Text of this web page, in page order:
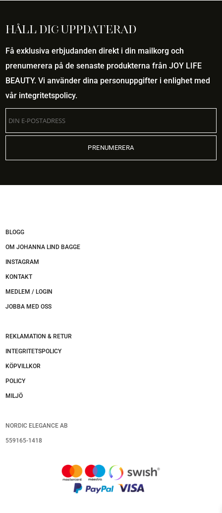
Håll dig uppdaterad
Få exklusiva erbjudanden direkt i din mailkorg och
prenumerera på de senaste produkterna från JOY LIFE
BEAUTY. Vi använder dina personuppgifter i enlighet med
vår integritetspolicy.
BLOGG
OM JOHANNA LIND BAGGE
INSTAGRAM
KONTAKT
MEDLEM / LOGIN
JOBBA MED OSS
REKLAMATION & RETUR
INTEGRITETSPOLICY
KÖPVILLKOR
POLICY
MILJÖ
NORDIC ELEGANCE AB
559165-1418